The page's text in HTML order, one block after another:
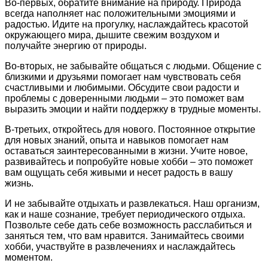
Во-первых, обратите внимание на природу. Природа
всегда наполняет нас положительными эмоциями и
радостью. Идите на прогулку, наслаждайтесь красотой
окружающего мира, дышите свежим воздухом и
получайте энергию от природы.
Во-вторых, не забывайте общаться с людьми. Общение с
близкими и друзьями помогает нам чувствовать себя
счастливыми и любимыми. Обсудите свои радости и
проблемы с доверенными людьми – это поможет вам
выразить эмоции и найти поддержку в трудные моменты.
В-третьих, откройтесь для нового. Постоянное открытие
для новых знаний, опыта и навыков помогает нам
оставаться заинтересованными в жизни. Учите новое,
развивайтесь и попробуйте новые хобби – это поможет
вам ощущать себя живыми и несет радость в вашу
жизнь.
И не забывайте отдыхать и развлекаться. Наш организм,
как и наше сознание, требует периодического отдыха.
Позвольте себе дать себе возможность расслабиться и
заняться тем, что вам нравится. Занимайтесь своими
хобби, участвуйте в развлечениях и наслаждайтесь
моментом.